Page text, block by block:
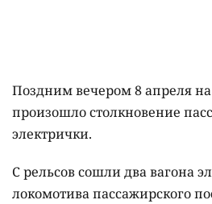
Поздним вечером 8 апреля
произошло столкновение
электрички.
С рельсов сошли два вагона
локомотива пассажирского